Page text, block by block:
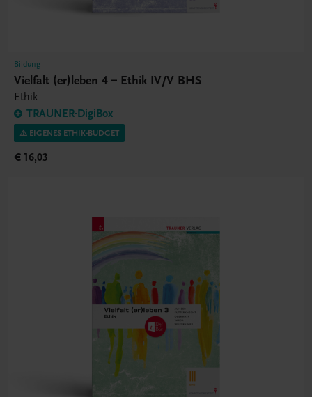
Bildung
Vielfalt (er)leben 4 – Ethik IV/V BHS
Ethik
TRAUNER-DigiBox
⚠️ EIGENES ETHIK-BUDGET
€ 16,03